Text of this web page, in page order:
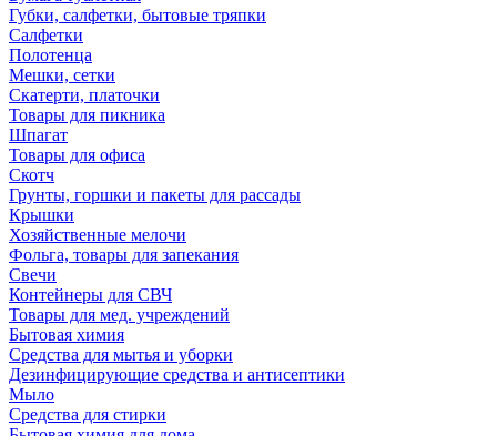
Губки, салфетки, бытовые тряпки
Салфетки
Полотенца
Мешки, сетки
Скатерти, платочки
Товары для пикника
Шпагат
Товары для офиса
Скотч
Грунты, горшки и пакеты для рассады
Крышки
Хозяйственные мелочи
Фольга, товары для запекания
Свечи
Контейнеры для СВЧ
Товары для мед. учреждений
Бытовая химия
Средства для мытья и уборки
Дезинфицирующие средства и антисептики
Мыло
Средства для стирки